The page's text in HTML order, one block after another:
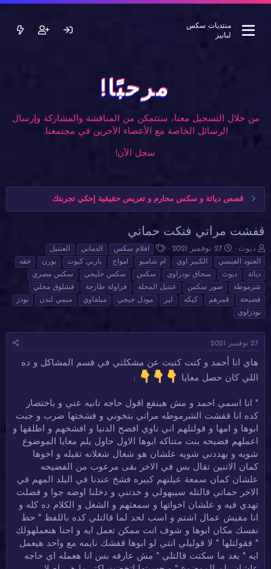
منتديات سكس
لبانيز
مرحبًا!
من خلال التسجيل معنا، ستتمكن من المناقشة والمشاركة وإرسال
الرسائل الخاصة مع الأعضاء الآخرين في مجتمعنا.
سجل الآن!
قصص دياثة و سكس محارم و تعريص حقيقية إحكي تجربتك
قفشت مراتي فنكت حماتي
ب
ا
د
ئ
ا
ل
م
و
ع
ديوث
ت
ا
ر
ي
خ
ا
ء
27 نوفمبر 2021
ل
و
س
و
م
افلام سكس الدماني
العنتيل
العنود العيسي
الكبير اوي ام شامبو امواج باربي كيوت بورن
خقه
دياثة
ديوث سحاق نودزاوي سكس سكس خليجي
سكس مصري
شرموطة
صور سكس عنتيل المحلة فراولة طازجة
فشلوق محلي
فضيحة
قمرهم كيكه ليز مودل جيجي ميلفاوي ميمي لندن
نودز
نودزاوي
27 نوفمبر 2021
هاي انا أحمد و كنت كتبت عن مشكلتي في قسم المشاكل و ده
اللي كان حصل معايا
:
" انا اسمي احمد و مش هينفع اقول حاجه تانيه عني و باختصار
كده انا قفشت الشرموطه مراتي بتخوني و فشختها ضرب و جبت
ابوها و امها و قولتلهم اني ناوي افضح الدنيا و افشخهم و اطلقها و
اعملهم فضيحه بنت متناكه ابوها الاول حاول يلم معايا الموضوع
شويه و يهددني شويه علشان هو شغال شغلانه تقيله و اخوها
كمان الاتنين تقال بس في الاخر بقى مرعوب من الفضيحه
علشان كمان سمعة عيلتهم كبيره فشخ عندنا في البلد المهم في
الاخر حماتي قالتله سيبهولي و خدتني و دخلنا اوضه جوا و فضلت
تهدي فيه و علشان اخواتها و سمعتهم و الشغل و الكلام ده كله و
انا مفيش عمال اشتم و اسب لحد لما قالتلي كده باللفظ " حط
نفسك مكان ابوها و شوف انت ممكن تعمل ايه و احنا هنعملهولك
" فقولتلها " لا قوليلي انتي لو ابوها قفشك نايمه مع واحد هيعمل
ايه " بعد ما سكتت قالتلي " مش عارفه بس انا هعمله اي حاجه